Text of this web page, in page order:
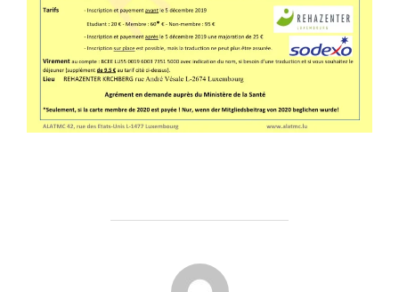
BEITRAGSAUTOR